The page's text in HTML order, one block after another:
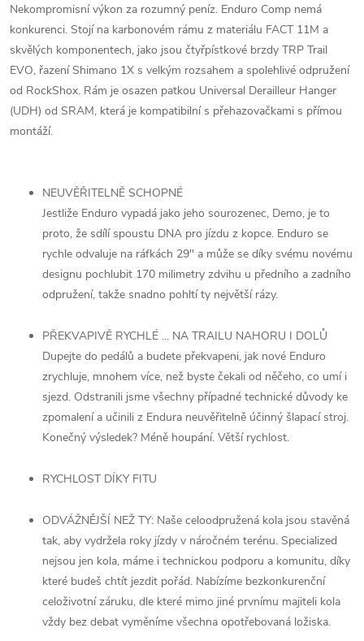
Nekompromisní výkon za rozumný peníz. Enduro Comp nemá
konkurenci. Stojí na karbonovém rámu z materiálu FACT 11M a
skvělých komponentech, jako jsou čtyřpístkové brzdy TRP Trail
EVO, řazení Shimano 1X s velkým rozsahem a spolehlivé odpružení
od RockShox. Rám je osazen patkou Universal Derailleur Hanger
(UDH) od SRAM, která je kompatibilní s přehazovačkami s přímou
montáží.
NEUVĚŘITELNĚ SCHOPNÉ
Jestliže Enduro vypadá jako jeho sourozenec, Demo, je to
proto, že sdílí spoustu DNA pro jízdu z kopce. Enduro se
rychle odvaluje na ráfkách 29" a může se díky svému novému
designu pochlubit 170 milimetry zdvihu u předního a zadního
odpružení, takže snadno pohltí ty největší rázy.
PŘEKVAPIVĚ RYCHLÉ ... NA TRAILU NAHORU I DOLŮ
Dupejte do pedálů a budete překvapeni, jak nové Enduro
zrychluje, mnohem více, než byste čekali od něčeho, co umí i
sjezd. Odstranili jsme všechny případné technické důvody ke
zpomalení a učinili z Endura neuvěřitelně účinný šlapací stroj.
Konečný výsledek? Méně houpání. Větší rychlost.
RYCHLOST DÍKY FITU
ODVÁŽNĚJŠÍ NEŽ TY: Naše celoodpružená kola jsou stavěná
tak, aby vydržela roky jízdy v náročném terénu. Specialized
nejsou jen kola, máme i technickou podporu a komunitu, díky
které budeš chtít jezdit pořád. Nabízíme bezkonkurenční
celoživotní záruku, dle které mimo jiné prvnímu majiteli kola
vždy bez debat vyměníme všechna opotřebovaná ložiska.